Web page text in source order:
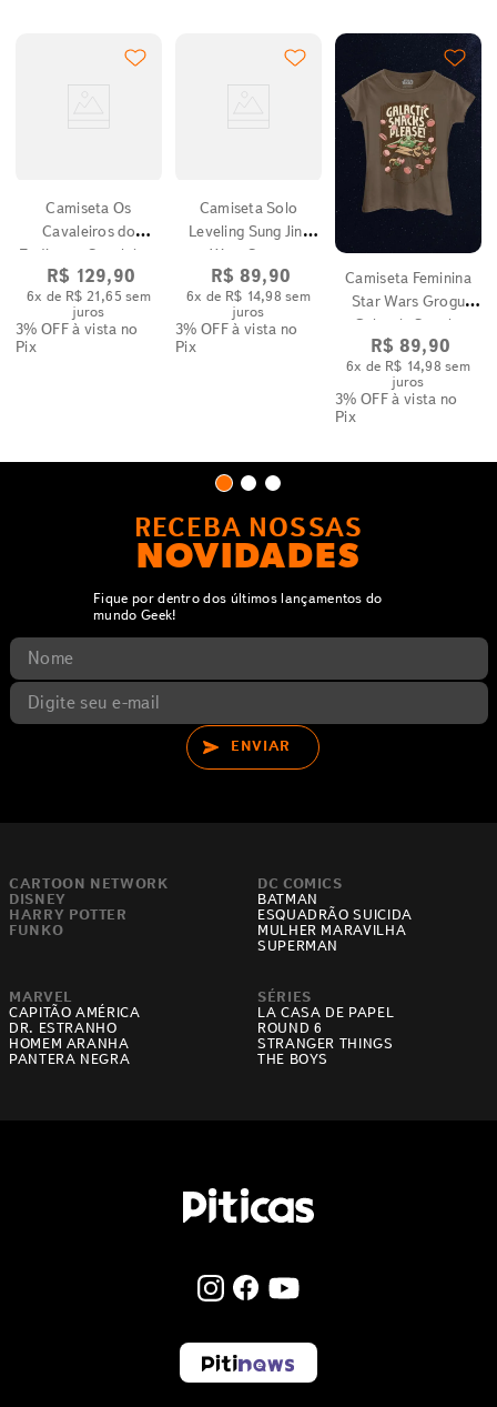
Camiseta Os
Cavaleiros do
Zodíaco - Cavaleiros
de Ouro
R$ 129,90
6x de R$ 21 ,65 sem
juros
3% OFFà vista no
Pix
Camiseta Solo
Leveling Sung Jin-
Woo Cenas
R$ 89,90
6x de R$ 14,98 sem
juros
3% OFFà vista no
Pix
Camiseta Feminina
Star Wars Grogu
Galactic Snacks
Please!
R$ 89,90
6x de R$ 14,98 sem
juros
3% OFFà vista no
Pix
RECEBA NOSSAS
NOVIDADES
Fique por dentro dos últimos lançamentos do
mundo Geek!
ENVIAR
CARTOON NETWORK
DISNEY
HARRY POTTER
FUNKO
DC COMICS
BATMAN
ESQUADRÃO SUICIDA
MULHER MARAVILHA
SUPERMAN
MARVEL
CAPITÃO AMÉRICA
DR. ESTRANHO
HOMEM ARANHA
PANTERA NEGRA
SÉRIES
LA CASA DE PAPEL
ROUND 6
STRANGER THINGS
THE BOYS